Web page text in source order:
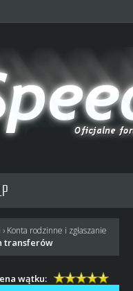
› Konta rodzinne i zgłaszanie
transferów
wątku: